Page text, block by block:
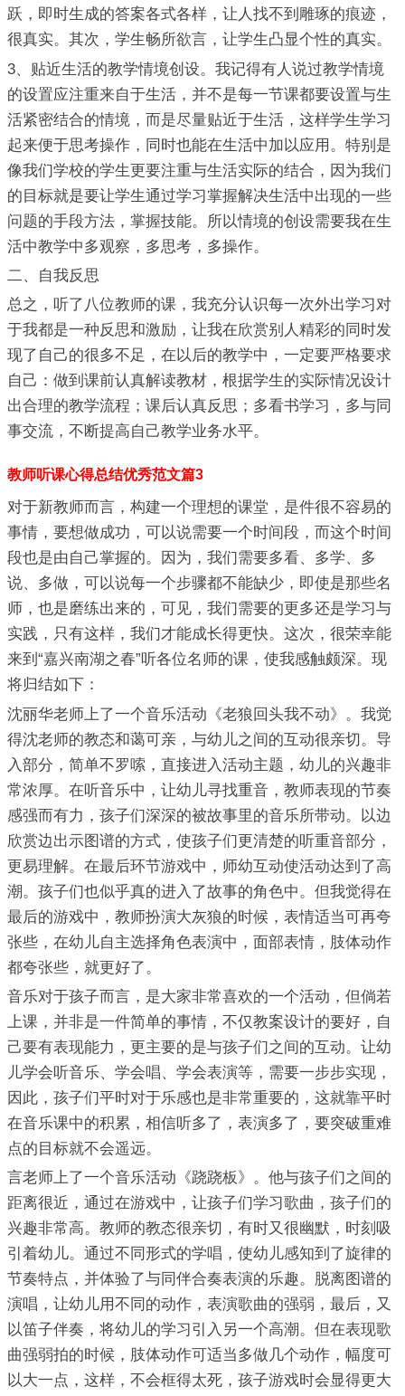
跃，即时生成的答案各式各样，让人找不到雕琢的痕迹，
很真实。其次，学生畅所欲言，让学生凸显个性的真实。
3、贴近生活的教学情境创设。我记得有人说过教学情境
的设置应注重来自于生活，并不是每一节课都要设置与生
活紧密结合的情境，而是尽量贴近于生活，这样学生学习
起来便于思考操作，同时也能在生活中加以应用。特别是
像我们学校的学生更要注重与生活实际的结合，因为我们
的目标就是要让学生通过学习掌握解决生活中出现的一些
问题的手段方法，掌握技能。所以情境的创设需要我在生
活中教学中多观察，多思考，多操作。
二、自我反思
总之，听了八位教师的课，我充分认识每一次外出学习对
于我都是一种反思和激励，让我在欣赏别人精彩的同时发
现了自己的很多不足，在以后的教学中，一定要严格要求
自己：做到课前认真解读教材，根据学生的实际情况设计
出合理的教学流程；课后认真反思；多看书学习，多与同
事交流，不断提高自己教学业务水平。
教师听课心得总结优秀范文篇3
对于新教师而言，构建一个理想的课堂，是件很不容易的
事情，要想做成功，可以说需要一个时间段，而这个时间
段也是由自己掌握的。因为，我们需要多看、多学、多
说、多做，可以说每一个步骤都不能缺少，即使是那些名
师，也是磨练出来的，可见，我们需要的更多还是学习与
实践，只有这样，我们才能成长得更快。这次，很荣幸能
来到“嘉兴南湖之春”听各位名师的课，使我感触颇深。现
将归结如下：
沈丽华老师上了一个音乐活动《老狼回头我不动》。我觉
得沈老师的教态和蔼可亲，与幼儿之间的互动很亲切。导
入部分，简单不罗嗦，直接进入活动主题，幼儿的兴趣非
常浓厚。在听音乐中，让幼儿寻找重音，教师表现的节奏
感强而有力，孩子们深深的被故事里的音乐所带动。以边
欣赏边出示图谱的方式，使孩子们更清楚的听重音部分，
更易理解。在最后环节游戏中，师幼互动使活动达到了高
潮。孩子们也似乎真的进入了故事的角色中。但我觉得在
最后的游戏中，教师扮演大灰狼的时候，表情适当可再夸
张些，在幼儿自主选择角色表演中，面部表情，肢体动作
都夸张些，就更好了。
音乐对于孩子而言，是大家非常喜欢的一个活动，但倘若
上课，并非是一件简单的事情，不仅教案设计的要好，自
己要有表现能力，更主要的是与孩子们之间的互动。让幼
儿学会听音乐、学会唱、学会表演等，需要一步步实现，
因此，孩子们平时对于乐感也是非常重要的，这就靠平时
在音乐课中的积累，相信听多了，表演多了，要突破重难
点的目标就不会遥远。
言老师上了一个音乐活动《跷跷板》。他与孩子们之间的
距离很近，通过在游戏中，让孩子们学习歌曲，孩子们的
兴趣非常高。教师的教态很亲切，有时又很幽默，时刻吸
引着幼儿。通过不同形式的学唱，使幼儿感知到了旋律的
节奏特点，并体验了与同伴合奏表演的乐趣。脱离图谱的
演唱，让幼儿用不同的动作，表演歌曲的强弱，最后，又
以笛子伴奏，将幼儿的学习引入另一个高潮。但在表现歌
曲强弱拍的时候，肢体动作可适当多做几个动作，幅度可
以大一点，这样，不会框得太死，孩子游戏时会显得更大